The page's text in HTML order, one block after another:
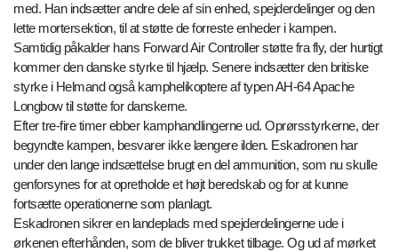
med. Han indsætter andre dele af sin enhed, spejderdelinger og den
lette mortersektion, til at støtte de forreste enheder i kampen.
Samtidig påkalder hans Forward Air Controller støtte fra fly, der hurtigt
kommer den danske styrke til hjælp. Senere indsætter den britiske
styrke i Helmand også kamphelikoptere af typen AH-64 Apache
Longbow til støtte for danskerne.
Efter tre-fire timer ebber kamphandlingerne ud. Oprørsstyrkerne, der
begyndte kampen, besvarer ikke længere ilden. Eskadronen har
under den lange indsættelse brugt en del ammunition, som nu skulle
genforsynes for at opretholde et højt beredskab og for at kunne
fortsætte operationerne som planlagt.
Eskadronen sikrer en landeplads med spejderdelingerne ude i
ørkenen efterhånden, som de bliver trukket tilbage. Og ud af mørket